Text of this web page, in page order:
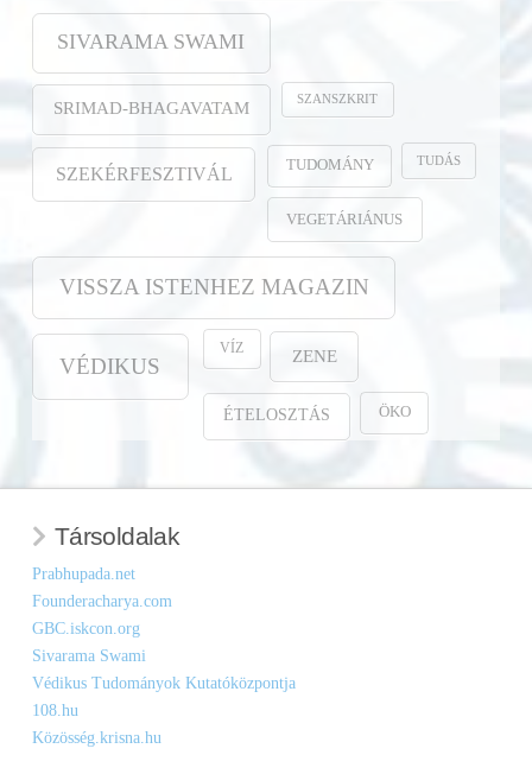
SIVARAMA SWAMI
SRIMAD-BHAGAVATAM SZANSZKRIT
SZEKÉRFESZTIVÁL TUDOMÁNY TUDÁS
VEGETÁRIÁNUS
VISSZA ISTENHEZ MAGAZIN
VÉDIKUS
VÍZ ZENE
ÉTELOSZTÁS ÖKO
Társoldalak
Prabhupada.net
Founderacharya.com
GBC.iskcon.org
Sivarama Swami
Védikus Tudományok Kutatóközpontja
108.hu
Közösség.krisna.hu